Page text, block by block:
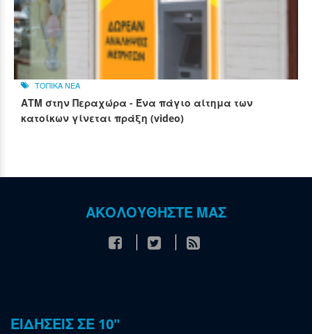
ΤΟΠΙΚΑ ΝΕΑ
ΑΤΜ στην Περαχώρα - Ένα πάγιο αίτημα των
κατοίκων γίνεται πράξη (video)
ΑΚΟΛΟΥΘΗΣΤΕ ΜΑΣ
ΕΙΔΗΣΕΙΣ ΣΕ 10"